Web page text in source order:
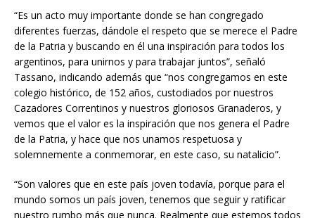
“Es un acto muy importante donde se han congregado
diferentes fuerzas, dándole el respeto que se merece el Padre
de la Patria y buscando en él una inspiración para todos los
argentinos, para unirnos y para trabajar juntos”, señaló
Tassano, indicando además que “nos congregamos en este
colegio histórico, de 152 años, custodiados por nuestros
Cazadores Correntinos y nuestros gloriosos Granaderos, y
vemos que el valor es la inspiración que nos genera el Padre
de la Patria, y hace que nos unamos respetuosa y
solemnemente a conmemorar, en este caso, su natalicio”.
“Son valores que en este país joven todavía, porque para el
mundo somos un país joven, tenemos que seguir y ratificar
nuestro rumbo más que nunca. Realmente que estemos todos